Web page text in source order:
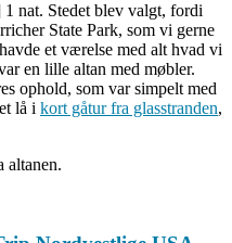
nat. Stedet blev valgt, fordi
State Park, som vi gerne
et værelse med alt hvad vi
en lille altan med møbler.
ophold, som var simpelt med
lå i kort gåtur fra glasstranden,
altanen.